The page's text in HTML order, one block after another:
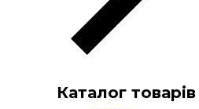
Каталог товарів